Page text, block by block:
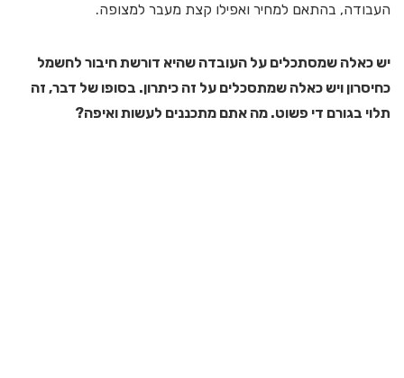
העבודה, בהתאם למחיר ואפילו קצת מעבר למצופה.
יש כאלה שמסתכלים על העובדה שהיא דורשת חיבור לחשמל
כחיסרון ויש כאלה שמתסכלים על זה כיתרון. בסופו של דבר, זה
תלוי בגורם די פשוט. מה אתם מתכננים לעשות ואיפה?